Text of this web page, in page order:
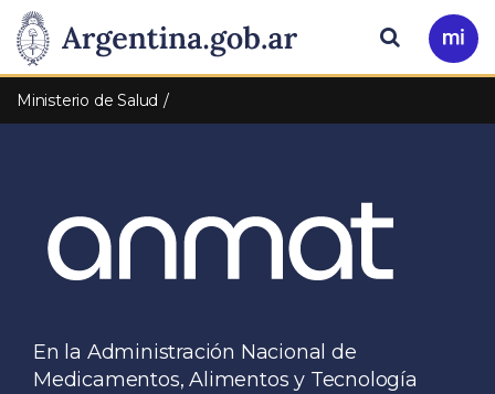
Presidencia
de
Pasar al contenido principal
Ir
a
Buscar
Ministerio de Salud
En la Administración Nacional de
Medicamentos, Alimentos y Tecnología